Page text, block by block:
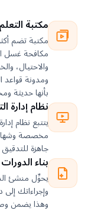
مكتبة التعلم
مكافحة غسل
والاحتيال،
ومدونة قواعد
بأنها حديثة
نظام إدارة
يتتبع نظام
مخصصة
جاهزة
بناء
يحوِّل منشئ
وإجراءاتك
وهذا يضمن